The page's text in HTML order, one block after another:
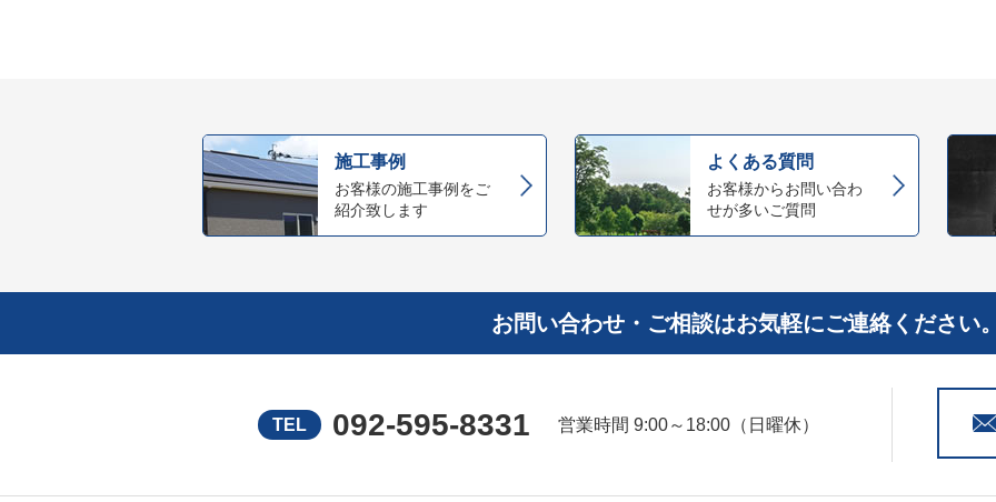
施工事例
お客様の施工事例をご
紹介致します
よくある質問
お客様からお問い合わ
せが多いご質問
お問い合わせ・ご相談はお気軽にご連絡ください。
TEL 092-595-8331 営業時間 9:00～18:00（日曜休）